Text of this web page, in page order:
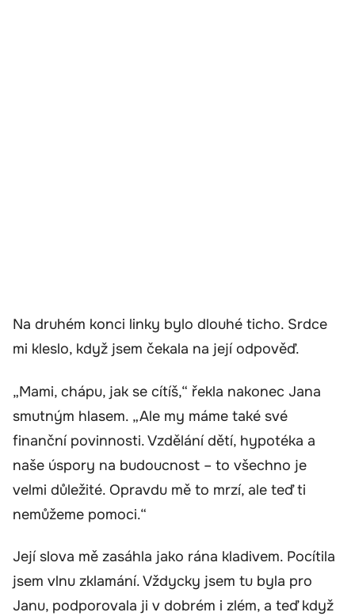
Na druhém konci linky bylo dlouhé ticho. Srdce
mi kleslo, když jsem čekala na její odpověď.
„Mami, chápu, jak se cítíš,“ řekla nakonec Jana
smutným hlasem. „Ale my máme také své
finanční povinnosti. Vzdělání dětí, hypotéka a
naše úspory na budoucnost – to všechno je
velmi důležité. Opravdu mě to mrzí, ale teď ti
nemůžeme pomoci.“
Její slova mě zasáhla jako rána kladivem. Pocítila
jsem vlnu zklamání. Vždycky jsem tu byla pro
Janu, podporovala ji v dobrém i zlém, a teď když